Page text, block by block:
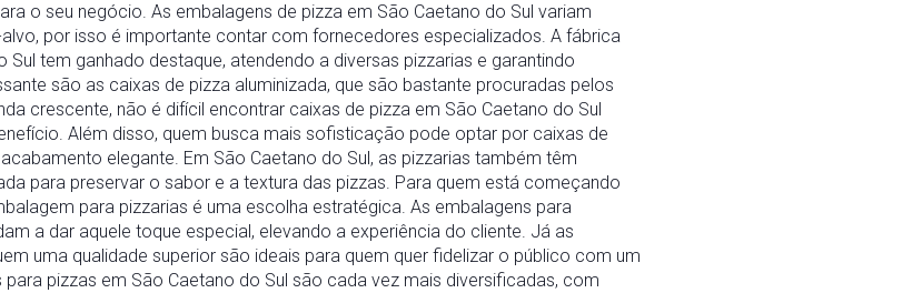
o seu negócio. As embalagens de pizza em São Caetano do Sul variam
por isso é importante contar com fornecedores especializados. A fábrica
tem ganhado destaque, atendendo a diversas pizzarias e garantindo
são as caixas de pizza aluminizada, que são bastante procuradas pelos
crescente, não é difícil encontrar caixas de pizza em São Caetano do Sul
Além disso, quem busca mais sofisticação pode optar por caixas de
elegante. Em São Caetano do Sul, as pizzarias também têm
para preservar o sabor e a textura das pizzas. Para quem está começando
para pizzarias é uma escolha estratégica. As embalagens para
a dar aquele toque especial, elevando a experiência do cliente. Já as
uma qualidade superior são ideais para quem quer fidelizar o público com um
pizzas em São Caetano do Sul são cada vez mais diversificadas, com